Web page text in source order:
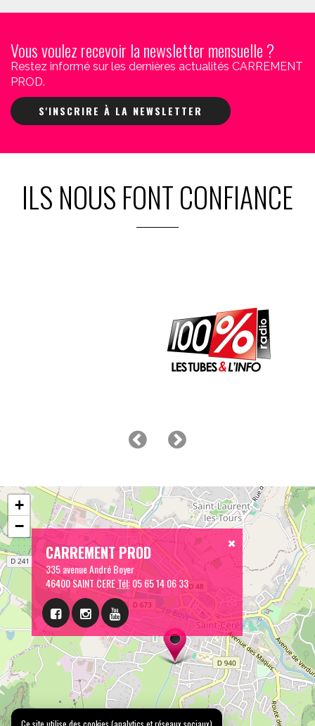
Vous voulez recevoir la newsletter mensuelle ?
Restez informé sur les dernières actualités CARREMENT
PROD.
S'INSCRIRE À LA NEWSLETTER
ILS NOUS FONT CONFIANCE
CARREMENT PROD
335 avenue André Boyer
46400 SAINT CERETél:05 65 14 06 33
+
−
Ce site utilise des cookies (analytics et réseaux sociaux)